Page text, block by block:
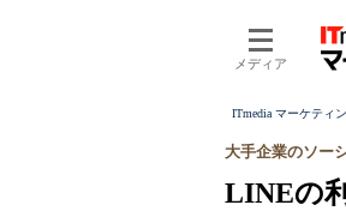
メディア
ITmedia マーケティ
LINEの
大手企業のソー